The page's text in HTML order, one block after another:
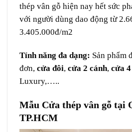
thép vân gỗ hiện nay hết sức
với người dùng dao động từ
3.405.000đ/m2
Tính năng đa dạng: Sản phẩm
đơn, cửa đôi, cửa 2 cánh, cửa
Luxury,…..
Mẫu Cửa thép vân gỗ tại
TP.HCM